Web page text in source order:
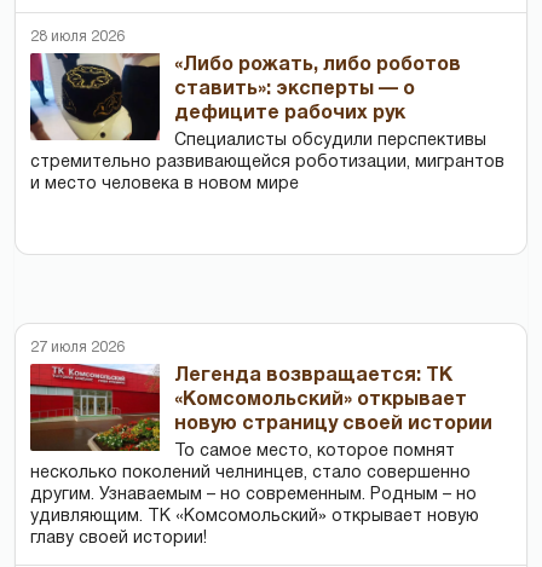
28 июля 2026
«Либо рожать, либо роботов
ставить»: эксперты — о
дефиците рабочих рук
Специалисты обсудили перспективы
стремительно развивающейся роботизации, мигрантов
и место человека в новом мире
27 июля 2026
Легенда возвращается: ТК
«Комсомольский» открывает
новую страницу своей истории
То самое место, которое помнят
несколько поколений челнинцев, стало совершенно
другим. Узнаваемым – но современным. Родным – но
удивляющим. ТК «Комсомольский» открывает новую
главу своей истории!